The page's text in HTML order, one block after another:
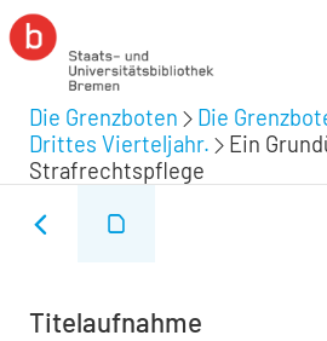
Die Grenzboten Die
Drittes Vierteljahr.
Ein
Strafrechtspflege
Titelaufnahme